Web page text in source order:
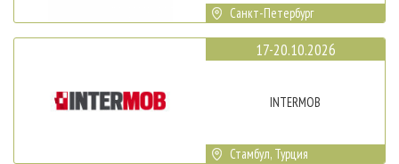
Санкт-Петербург
17-20.10.2026
INTERMOB
Стамбул, Турция